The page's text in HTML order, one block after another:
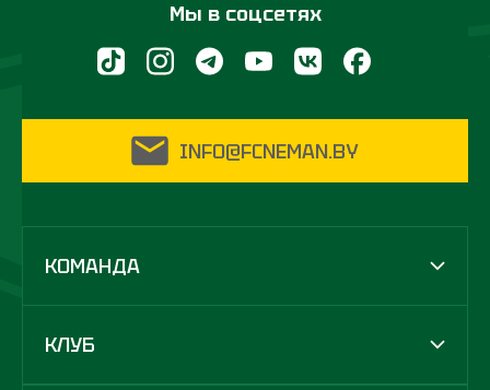
Мы в соцсетях
INFO@FCNEMAN.BY
КОМАНДА
КЛУБ